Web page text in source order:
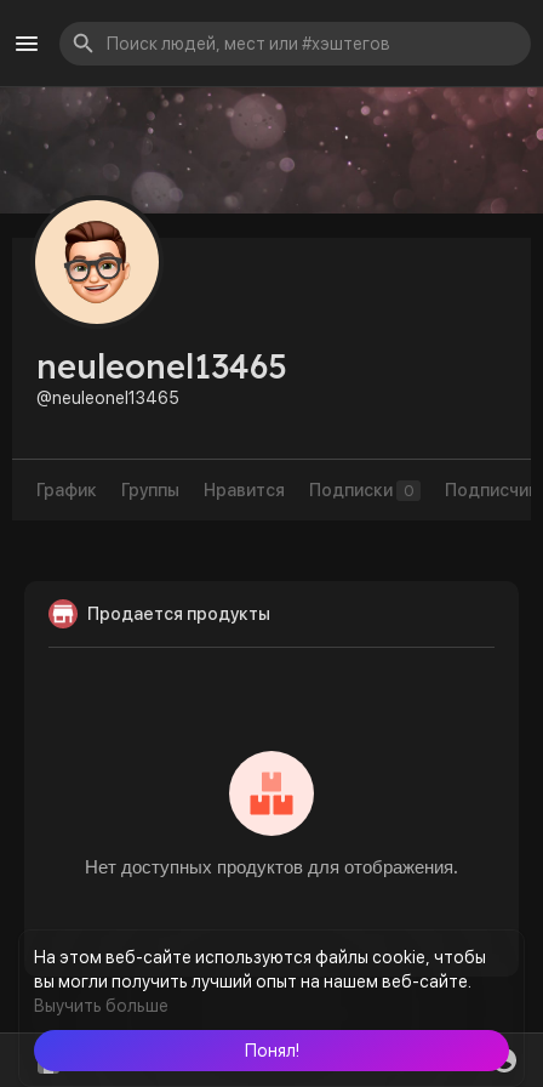
На этом веб-сайте используются файлы cookie, чтобы
вы могли получить лучший опыт на нашем веб-сайте.
Выучить больше
Понял!
neuleonel13465
@neuleonel13465
График Группы Нравится Подписки 0
Продается продукты
Нет доступных продуктов для отображения.